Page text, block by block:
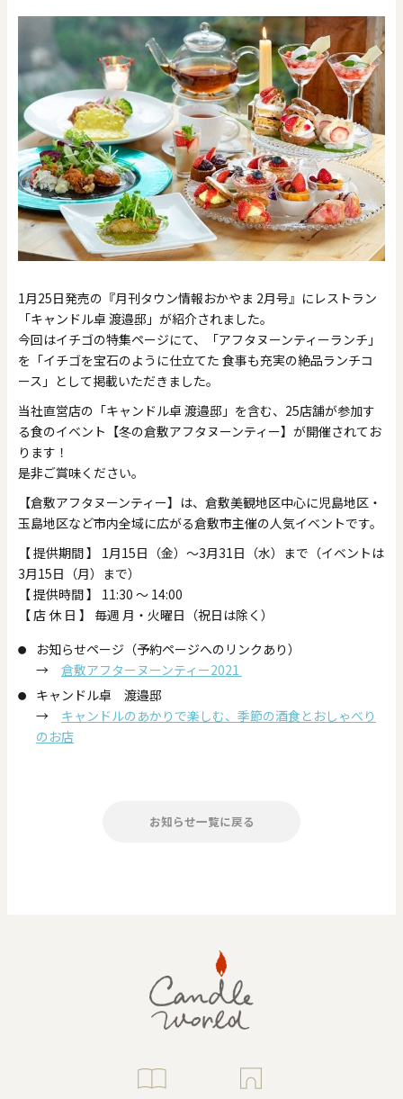
1月25日発売の『月刊タウン情報おかやま 2月号』にレストラン
「キャンドル卓 渡邉邸」が紹介されました。
今回はイチゴの特集ページにて、「アフタヌーンティーランチ」
を「イチゴを宝石のように仕立てた 食事も充実の絶品ランチコ
ース」として掲載いただきました。
当社直営店の「キャンドル卓 渡邉邸」を含む、25店舗が参加す
る食のイベント【冬の倉敷アフタヌーンティー】が開催されてお
ります！
是非ご賞味ください。
【倉敷アフタヌーンティー】は、倉敷美観地区中心に児島地区・
玉島地区など市内全域に広がる倉敷市主催の人気イベントです。
【 提供期間 】 1月15日（金）～3月31日（水）まで（イベントは
3月15日（月）まで）
【 提供時間 】 11:30 ～ 14:00
【 店 休 日 】 毎週 月・火曜日（祝日は除く）
お知らせページ（予約ページへのリンクあり）
→ 倉敷アフターヌーンティー2021
キャンドル卓 渡邉邸
→ キャンドルのあかりで楽しむ、季節の酒食とおしゃべり
のお店
お知らせ一覧に戻る